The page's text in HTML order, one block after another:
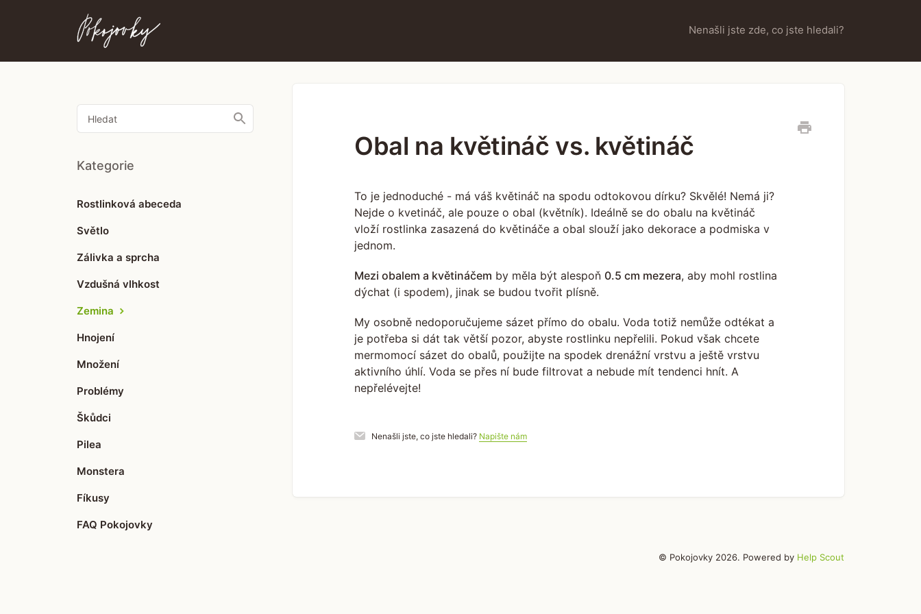
Nenašli jste zde, co jste hledali?
Obal na květináč vs. květináč
To je jednoduché - má váš květináč na spodu odtokovou dírku? Skvělé! Nemá ji?
Nejde o kvetináč, ale pouze o obal (květník). Ideálně se do obalu na květináč
vloží rostlinka zasazená do květináče a obal slouží jako dekorace a podmiska v
jednom.
Mezi obalem a květináčem by měla být alespoň 0.5 cm mezera, aby mohl rostlina
dýchat (i spodem), jinak se budou tvořit plísně.
My osobně nedoporučujeme sázet přímo do obalu. Voda totiž nemůže odtékat a
je potřeba si dát tak větší pozor, abyste rostlinku nepřelili. Pokud však chcete
mermomocí sázet do obalů, použijte na spodek drenážní vrstvu a ještě vrstvu
aktivního úhlí. Voda se přes ní bude filtrovat a nebude mít tendenci hnít. A
nepřelévejte!
Nenašli jste, co jste hledali? Napište nám
Toggle
Search
Kategorie
Rostlinková abeceda
Světlo
Zálivka a sprcha
Vzdušná vlhkost
Zemina
Hnojení
Množení
Problémy
Škůdci
Pilea
Monstera
Fíkusy
FAQ Pokojovky
© Pokojovky 2026. Powered by Help Scout